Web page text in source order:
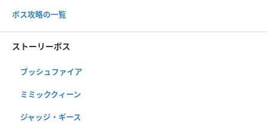
ボス攻略の一覧
ストーリーボス
ブッシュファイア
ミミッククィーン
ジャッジ・ギース